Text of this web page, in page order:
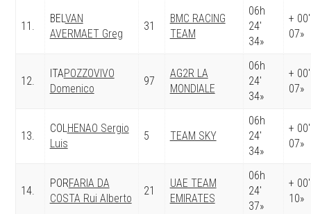
11.
BELVAN
AVERMAET Greg
31
BMC RACING
TEAM
06h
24′
34»
+ 00′
07»
12.
ITAPOZZOVIVO
Domenico
97
AG2R LA
MONDIALE
06h
24′
34»
+ 00′
07»
13.
COLHENAO Sergio
Luis
5 TEAM SKY
06h
24′
34»
+ 00′
07»
14.
PORFARIA DA
COSTA Rui Alberto
21
UAE TEAM
EMIRATES
06h
24′
37»
+ 00′
10»